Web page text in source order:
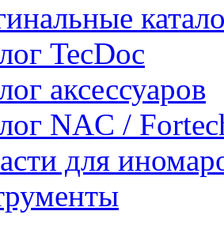
TecDoc
аксессуаров
NAC /
для